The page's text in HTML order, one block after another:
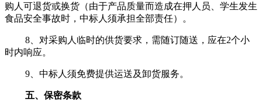
购人可退货或换货（由于产品质量而造成在押人员、学生发生
食品安全事故时，中标人须承担全部责任）。
8、对采购人临时的供货要求，需随订随送，应在2个小
时内响应。
9、中标人须免费提供运送及卸货服务。
五、保密条款